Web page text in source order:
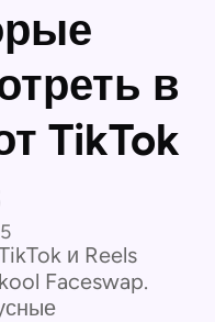
в
TikTok
и Reels
Faceswap.